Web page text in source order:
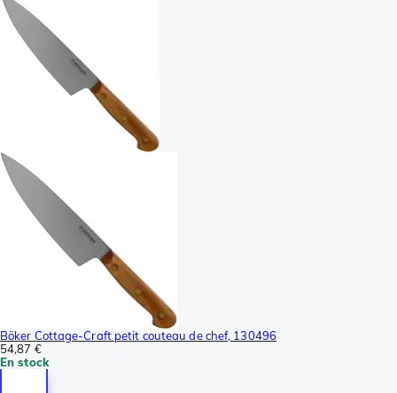
Böker Cottage-Craft petit couteau de chef, 130496
54,87 €
En stock